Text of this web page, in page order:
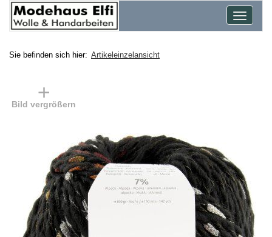
Toggle
Sie befinden sich hier: Artikeleinzelansicht
Bild vergrößern